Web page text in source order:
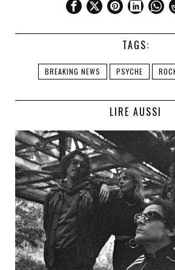
TAGS:
BREAKING NEWS PSYCHE
LIRE AUSSI